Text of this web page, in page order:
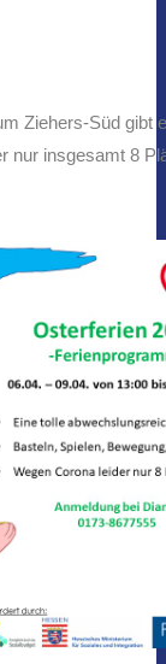
Ziehers-Süd
nur insgesamt 8